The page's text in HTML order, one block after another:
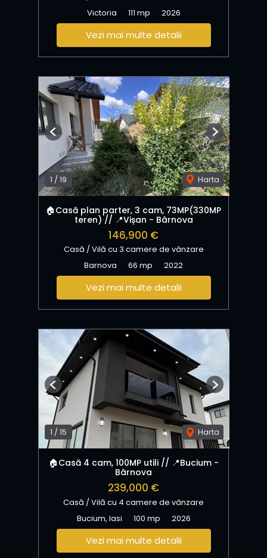
Victoria
111 mp 2026
Vezi mai multe detalii
1 /19 Harta
Previous Next
🏠Casă plan parter, 3 cam, 73MP(330MP
teren) // 📍Vișan - Bârnova
146,900 €
Casă / Vilă cu 3 camere de vânzare
Barnova
66 mp 2022
Vezi mai multe detalii
1 / 15 Harta
Previous Next
🏠Casă 4 cam, 100MP utili // 📍Bucium -
Bârnova
239,000 €
Casă / Vilă cu 4 camere de vânzare
Bucium, Iasi
100 mp 2026
Vezi mai multe detalii